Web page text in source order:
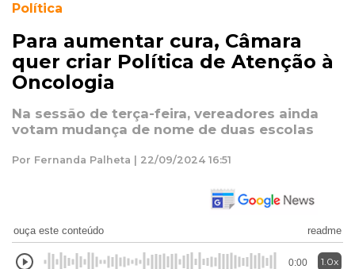
Política
Para aumentar cura, Câmara
quer criar Política de Atenção à
Oncologia
Na sessão de terça-feira, vereadores ainda
votam mudança de nome de duas escolas
Por Fernanda Palheta | 22/09/2024 16:51
ouça este conteúdo readme
0:00 1.0x